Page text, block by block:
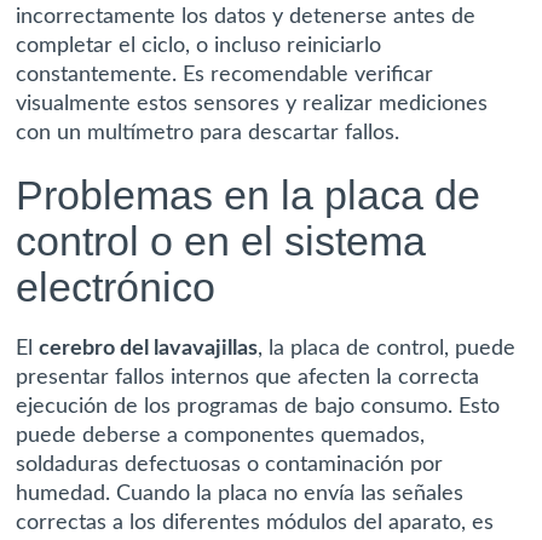
incorrectamente los datos y detenerse antes de
completar el ciclo, o incluso reiniciarlo
constantemente. Es recomendable verificar
visualmente estos sensores y realizar mediciones
con un multímetro para descartar fallos.
Problemas en la placa de
control o en el sistema
electrónico
Elcerebro del lavavajillas, la placa de control, puede
presentar fallos internos que afecten la correcta
ejecución de los programas de bajo consumo. Esto
puede deberse a componentes quemados,
soldaduras defectuosas o contaminación por
humedad. Cuando la placa no envía las señales
correctas a los diferentes módulos del aparato, es